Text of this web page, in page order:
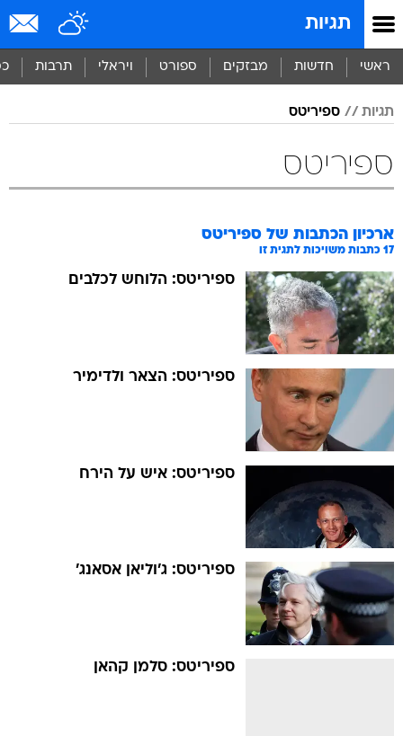
תגיות
ראשי חדשות מבזקים ספורט ויראלי תרבות
תגיות ספיריטס
ספיריטס
ארכיון הכתבות של ספיריטס
17 כתבות משויכות לתגית זו
ספיריטס: הלוחש לכלבים
ספיריטס: הצאר ולדימיר
ספיריטס: איש על הירח
ספיריטס: ג'וליאן אסאנג'
ספיריטס: סלמן קהאן